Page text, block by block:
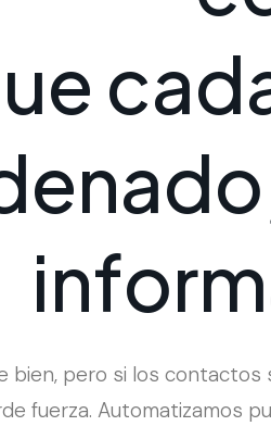
ue cad
enado
inform
bien, pero si los
fuerza. Automatizamos